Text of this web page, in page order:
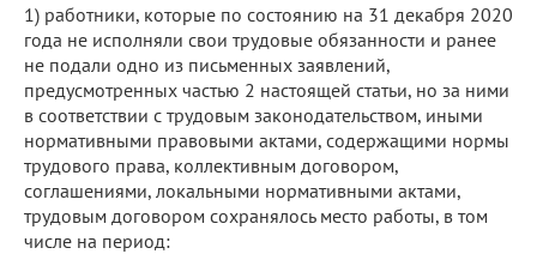
1) работники, которые по состоянию на 31 декабря 2020
года не исполняли свои трудовые обязанности и ранее
не подали одно из письменных заявлений,
предусмотренных частью 2 настоящей статьи, но за ними
в соответствии с трудовым законодательством, иными
нормативными правовыми актами, содержащими нормы
трудового права, коллективным договором,
соглашениями, локальными нормативными актами,
трудовым договором сохранялось место работы, в том
числе на период: